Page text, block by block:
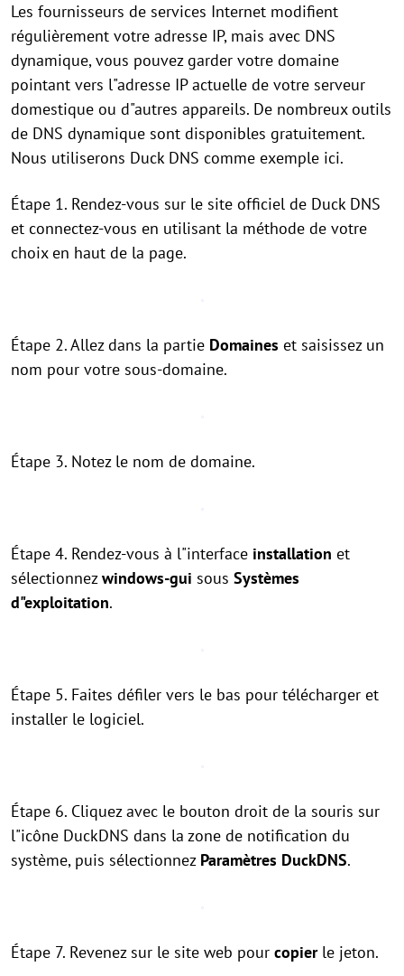
Les fournisseurs de services Internet modifient
régulièrement votre adresse IP, mais avec DNS
dynamique, vous pouvez garder votre domaine
pointant vers l"adresse IP actuelle de votre serveur
domestique ou d"autres appareils. De nombreux outils
de DNS dynamique sont disponibles gratuitement.
Nous utiliserons Duck DNS comme exemple ici.
Étape 1. Rendez-vous sur le site officiel de Duck DNS
et connectez-vous en utilisant la méthode de votre
choix en haut de la page.
Étape 2. Allez dans la partie Domaines et saisissez un
nom pour votre sous-domaine.
Étape 3. Notez le nom de domaine.
Étape 4. Rendez-vous à l"interface installation et
sélectionnezwindows-gui sous Systèmes
d"exploitation.
Étape 5. Faites défiler vers le bas pour télécharger et
installer le logiciel.
Étape 6. Cliquez avec le bouton droit de la souris sur
l"icône DuckDNS dans la zone de notification du
système, puis sélectionnez Paramètres DuckDNS.
Étape 7. Revenez sur le site web pour copierle jeton.